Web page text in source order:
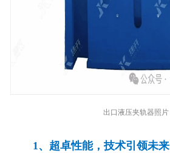
出口液压夹轨器照片
1、 超卓性能，技术引领未来